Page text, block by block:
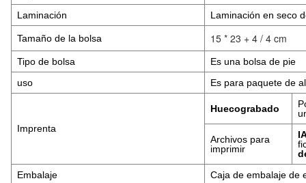
Laminación
Laminación en seco
Tamaño de la bolsa 15 * 23 + 4 / 4 cm
Tipo de bolsa
Es una bolsa de pie
uso
Es para paquete de
Imprenta
Huecograbado
Archivos para
imprimir
Embalaje
Caja de embalaje de